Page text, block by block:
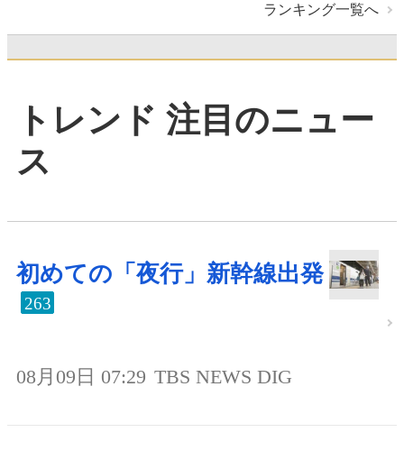
ランキング一覧へ
トレンド 注目のニュー
ス
初めての「夜行」新幹線出発
263
08月09日 07:29 TBS NEWS DIG